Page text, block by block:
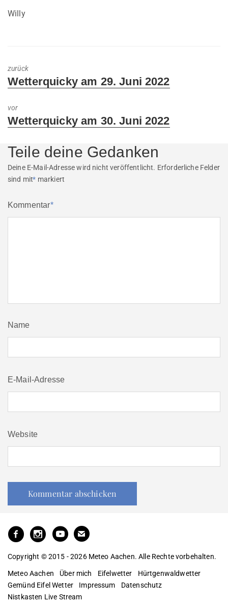
Willy
zurück
Previous
Wetterquicky am 29. Juni 2022
vor
Next
Wetterquicky am 30. Juni 2022
Teile deine Gedanken
Deine E-Mail-Adresse wird nicht veröffentlicht. Erforderliche Felder
sind mit* markiert
Kommentar*
Name
E-Mail-Adresse
Website
Copyright © 2015 - 2026 Meteo Aachen. Alle Rechte vorbehalten.
Meteo Aachen Über mich Eifelwetter
Hürtgenwaldwetter
Gemünd Eifel Wetter
Impressum
Datenschutz
Nistkasten Live Stream